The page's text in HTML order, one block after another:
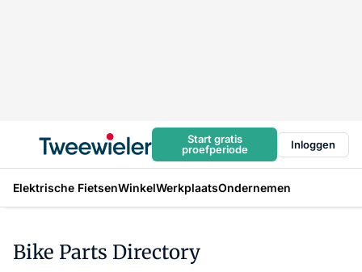
Start gratis
proefperiode
Inloggen
Elektrische FietsenWinkelWerkplaatsOndernemen
Bike Parts Directory